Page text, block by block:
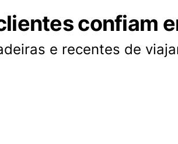
confiam
e recentes de